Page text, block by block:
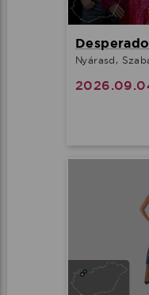
Nyárasd,